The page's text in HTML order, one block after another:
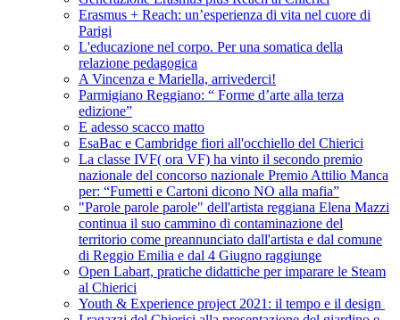
Erasmus + Reach: un’esperienza di vita nel cuore di
Parigi
L'educazione nel corpo. Per una somatica della
relazione pedagogica
A Vincenza e Mariella, arrivederci!
Parmigiano Reggiano: “ Forme d’arte alla terza
edizione”
E adesso scacco matto
EsaBac e Cambridge fiori all'occhiello del Chierici
La classe IVF( ora VF) ha vinto il secondo premio
nazionale del concorso nazionale Premio Attilio Manca
per: “Fumetti e Cartoni dicono NO alla mafia”
"Parole parole parole" dell'artista reggiana Elena Mazzi
continua il suo cammino di contaminazione del
territorio come preannunciato dall'artista e dal comune
di Reggio Emilia e dal 4 Giugno raggiunge
Open Labart, pratiche didattiche per imparare le Steam
al Chierici
Youth & Experience project 2021: il tempo e il design